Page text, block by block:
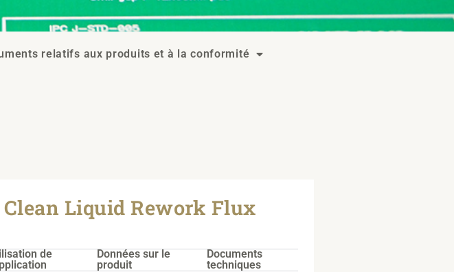
relatifs aux produits et à la conformité
Clean Liquid Rework Flux
de
Données sur le
produit
Documents
techniques